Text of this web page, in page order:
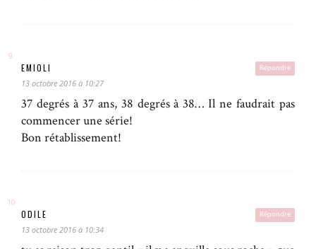
Répondre
EMIOLI
13 octobre 2016 à 10:27
37 degrés à 37 ans, 38 degrés à 38… Il ne faudrait pas
commencer une série!
Bon rétablissement!
Répondre
ODILE
13 octobre 2016 à 10:34